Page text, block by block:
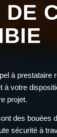
DE
à prestataire
à votre
projet.
des bouées
sécurité à